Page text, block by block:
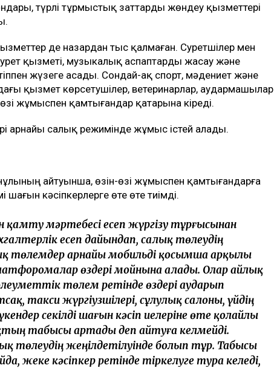
түрлі тұрмыстық заттарды жөндеу қызметтері
де назардан тыс қалмаған. Суретшілер мен
қызметі, музыкалық аспаптарды жасау және
жүзеге асады. Сондай-ақ спорт, мәдениет және
қызмет көрсетушілер, ветеринарлар, аудармашылар
жұмыспен қамтығандар қатарына кіреді.
арнайы салық режимінде жұмыс істей алады.
айтуынша, өзін-өзі жұмыспен қамтығандарға
кәсіпкерлерге өте өте тиімді.
қамту мәртебесі есеп жүргізу тұрғысынан
есеп дайындап, салық төлеудің
төлемдер арнайы мобильді қосымша арқылы
өздері мойнына алады. Олар айлық
төлем ретінде өздері аударып
такси жүргіузшілері, сұлулық салоны, үйдің
секілді шағын кәсіп иелеріне өте қолайлы
табысы артады деп айтуға келмейді.
төлеудің жеңілдетілуінде болып тұр. Табысы
жеке кәсіпкер ретінде тіркелуге тура келеді,